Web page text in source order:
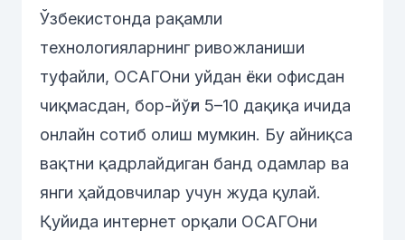
Ўзбекистонда рақамли
технологияларнинг ривожланиши
туфайли, ОСАГОни уйдан ёки офисдан
чиқмасдан, бор-йўғи 5–10 дақиқа ичида
онлайн сотиб олиш мумкин. Бу айниқса
вақтни қадрлайдиган банд одамлар ва
янги ҳайдовчилар учун жуда қулай.
Қуйида интернет орқали ОСАГОни